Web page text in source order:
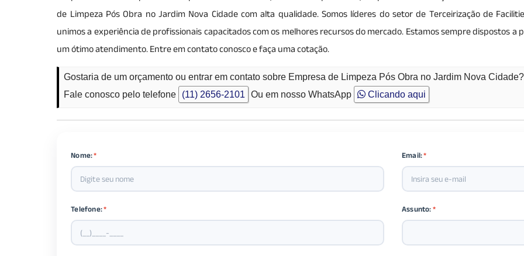
de Limpeza Pós Obra no Jardim Nova Cidade com alta qualidade. Somos líderes do setor de Terceirização de
unimos a experiência de profissionais capacitados com os melhores recursos do mercado. Estamos sempre dispostos a
um ótimo atendimento. Entre em contato conosco e faça uma cotação.
Gostaria de um orçamento ou entrar em contato sobre Empresa de Limpeza Pós Obra no Jardim Nova Cidade?
Fale conosco pelo telefone
(11) 2656-2101 Ou em nosso WhatsApp Clicando aqui
Nome:* Email:*
Telefone:* Assunto:*